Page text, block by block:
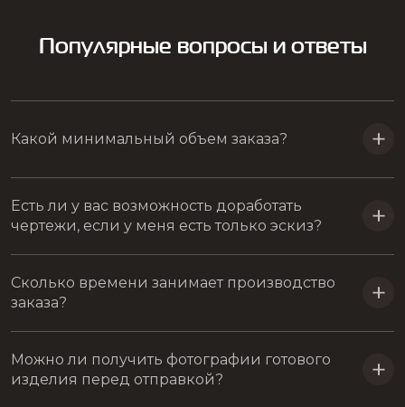
комплект медалей
медаль турнир по самбо
Популярные вопросы и ответы
Какой минимальный объем заказа?
Есть ли у вас возможность доработать
чертежи, если у меня есть только эскиз?
Сколько времени занимает производство
заказа?
Можно ли получить фотографии готового
изделия перед отправкой?